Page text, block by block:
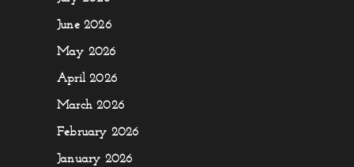
June 2026
May 2026
April 2026
March 2026
February 2026
January 2026